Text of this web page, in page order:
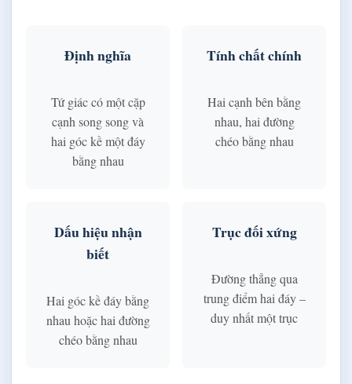
Định nghĩa
Tứ giác có một cặp
cạnh song song và
hai góc kề một đáy
bằng nhau
Tính chất chính
Hai cạnh bên bằng
nhau, hai đường
chéo bằng nhau
Dấu hiệu nhận
biết
Hai góc kề đáy bằng
nhau hoặc hai đường
chéo bằng nhau
Trục đối xứng
Đường thẳng qua
trung điểm hai đáy –
duy nhất một trục